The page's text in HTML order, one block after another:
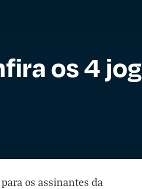
os 4
os assinantes da